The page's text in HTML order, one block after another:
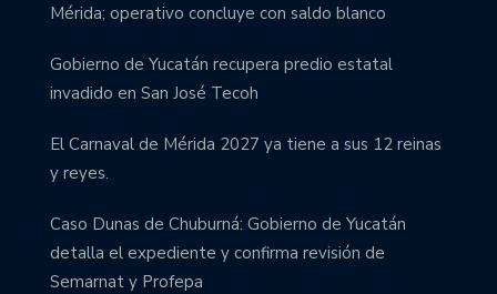
Mérida; operativo concluye con saldo blanco
Gobierno de Yucatán recupera predio estatal
invadido en San José Tecoh
El Carnaval de Mérida 2027 ya tiene a sus 12 reinas
y reyes.
Caso Dunas de Chuburná: Gobierno de Yucatán
detalla el expediente y confirma revisión de
Semarnat y Profepa